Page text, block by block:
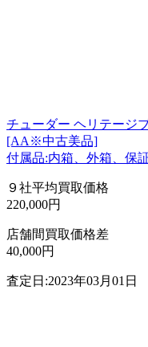
チューダー ヘリテージ
[AA※中古美品]
付属品:内箱、外箱、保
９社平均買取価格
220,000円
店舗間買取価格差
40,000円
査定日:2023年03月01日